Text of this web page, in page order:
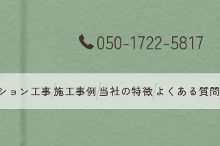
050-1722-5817
ョン工事施工事例当社の特徴よくある質問